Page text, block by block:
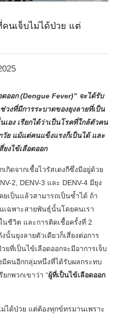
คนเจ็บไม่ได้ป่วย แต่
ออก (Dengue Fever)” จะได้รับ
วงที่มีการระบาดของยุงลายที่เป็น
อง เรียกได้ว่าเป็นโรคที่ใกล้ตัวคน
วัย แม้แต่คนแข็งแรงก็เป็นได้ และ
งไข้เลือดออก
กิดจากเชื้อไวรัสเดงกีซึ่งมีอยู่ด้วย
2, DENV-3 และ DENV-4 มียุง
ยเป็นแล้วสามารถเป็นซ้ำได้ ถ้า
เฉพาะสายพันธุ์นั้นโดยคนเรา
นชีวิต และการติดเชื้อครั้งที่ 2
นั้นยุงลายตัวเดียวก็เสี่ยงต่อการ
ที่เป็นไข้เลือดออกจะมีอาการเจ็บ
คนอีกกลุ่มหนึ่งที่ได้รับผลกระทบ
กพวกเขาว่า “ผู้ที่เป็นไข้เลือดออก
ได้ป่วย แต่ต้องทุกข์ทรมานเพราะ